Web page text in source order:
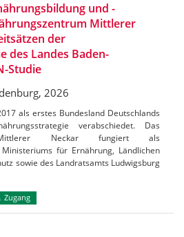
und -
Mittlerer
der
des Landes Baden-
Studie
2026
als erstes Bundesland Deutschlands
verabschiedet. Das
Mittlerer Neckar fungiert als
für Ernährung, Ländlichen
sowie des Landratsamts Ludwigsburg
Zugang